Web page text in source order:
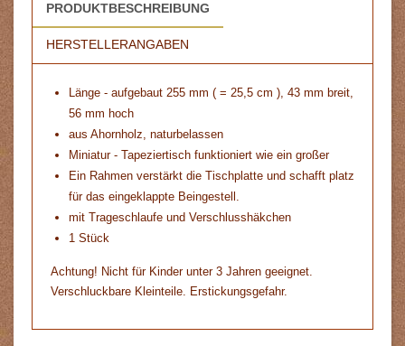
PRODUKTBESCHREIBUNG
HERSTELLERANGABEN
Länge - aufgebaut 255 mm ( = 25,5 cm ), 43 mm breit,
56 mm hoch
aus Ahornholz, naturbelassen
Miniatur - Tapeziertisch funktioniert wie ein großer
Ein Rahmen verstärkt die Tischplatte und schafft platz
für das eingeklappte Beingestell.
mit Trageschlaufe und Verschlusshäkchen
1 Stück
Achtung! Nicht für Kinder unter 3 Jahren geeignet.
Verschluckbare Kleinteile. Erstickungsgefahr.